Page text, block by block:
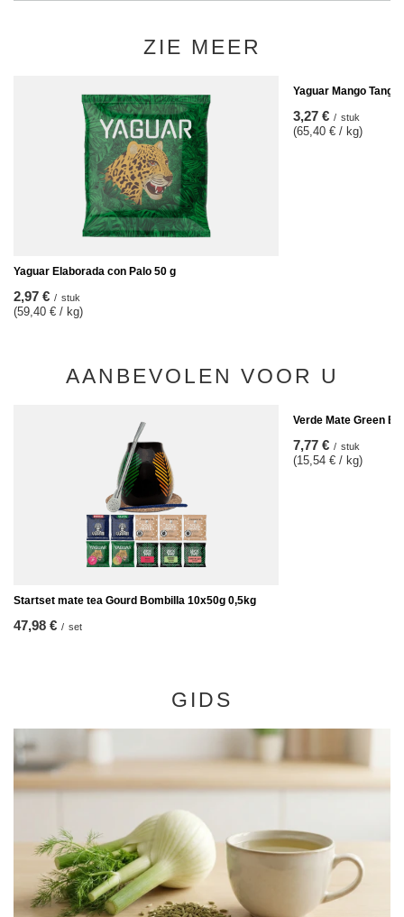
ZIE MEER
Yaguar Elaborada con Palo 50 g
2,97 € / stuk
(59,40 € / kg)
Yaguar Mango Tango
3,27 € / stuk
(65,40 € / kg)
AANBEVOLEN VOOR U
Startset mate tea Gourd Bombilla 10x50g 0,5kg
47,98 € / set
Verde Mate Green
7,77 € / stuk
(15,54 € / kg)
GIDS